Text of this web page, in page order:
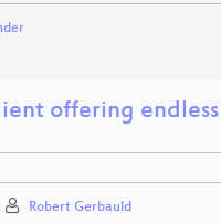
offering
Robert Gerbauld